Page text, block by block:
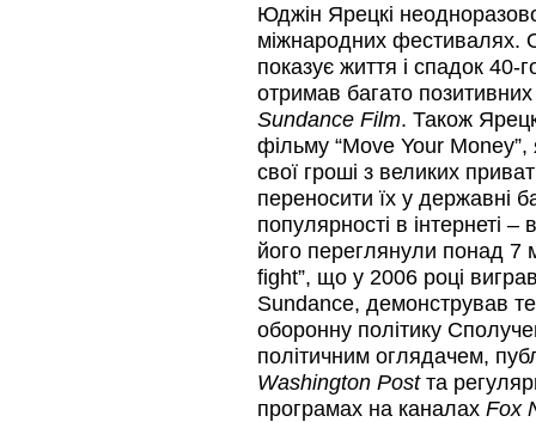
Юджін Ярецкі
міжнародних фестивалях.
показує життя і спадок
отримав багато позитивних
Sundance Film. Також
фільму “Move Your
свої гроші з великих
переносити їх у державні
популярності в інтернеті
його переглянули понад 7
fight”, що у 2006 році
Sundance, демонстрував
оборонну політику
політичним оглядачем,
Washington Postта
програмах на каналах Fox